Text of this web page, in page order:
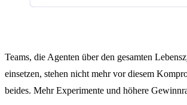
Teams, die Agenten über den gesamten
einsetzen, stehen nicht mehr vor diesem
beides. Mehr Experimente und höhere